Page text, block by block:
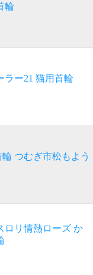
輪
ラー21 猫用首輪
つむぎ市松もよう
ロリ情熱ローズ か